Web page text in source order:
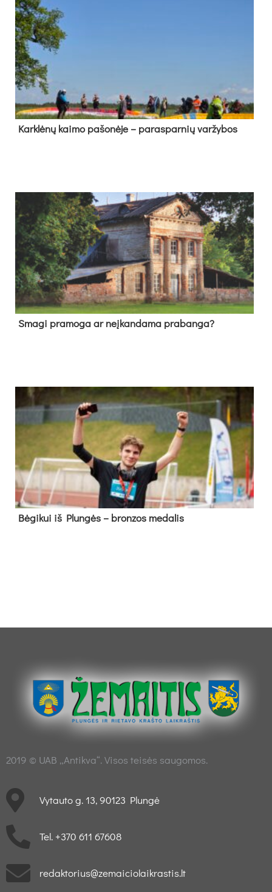
Kark­lė­nų kai­mo pa­šo­nė­je – pa­ras­par­nių var­žy­bos
Sma­gi pra­mo­ga ar neį­kan­da­ma pra­ban­ga?
Bė­gi­kui iš Plun­gės – bron­zos me­da­lis
2019 © UAB „Antikva“. Visos teisės saugomos.
Vytauto g. 13, 90123 Plungė
Tel. +370 611 67608
redaktorius@zemaiciolaikrastis.lt